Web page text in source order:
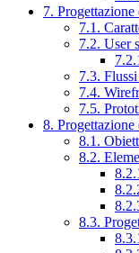
7. Progettazione
7.1.
7.2. User
7.3.
7.4.
7.5.
8. Progettazione
8.1.
8.2.
8.3.